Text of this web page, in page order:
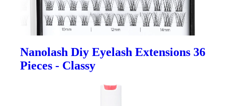
Nanolash Diy Eyelash Extensions 36
Pieces - Classy